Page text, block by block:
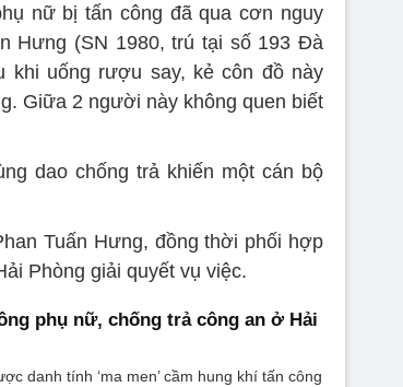
nữ bị tấn công đã qua cơn nguy
Hưng (SN 1980, trú tại số 193 Đà
khi uống rượu say, kẻ côn đồ này
Giữa 2 người này không quen biết
dao chống trả khiến một cán bộ
Tuấn Hưng, đồng thời phối hợp
Phòng giải quyết vụ việc.
phụ nữ, chống trả công an ở Hải
danh tính ‘ma men’ cầm hung khí tấn công